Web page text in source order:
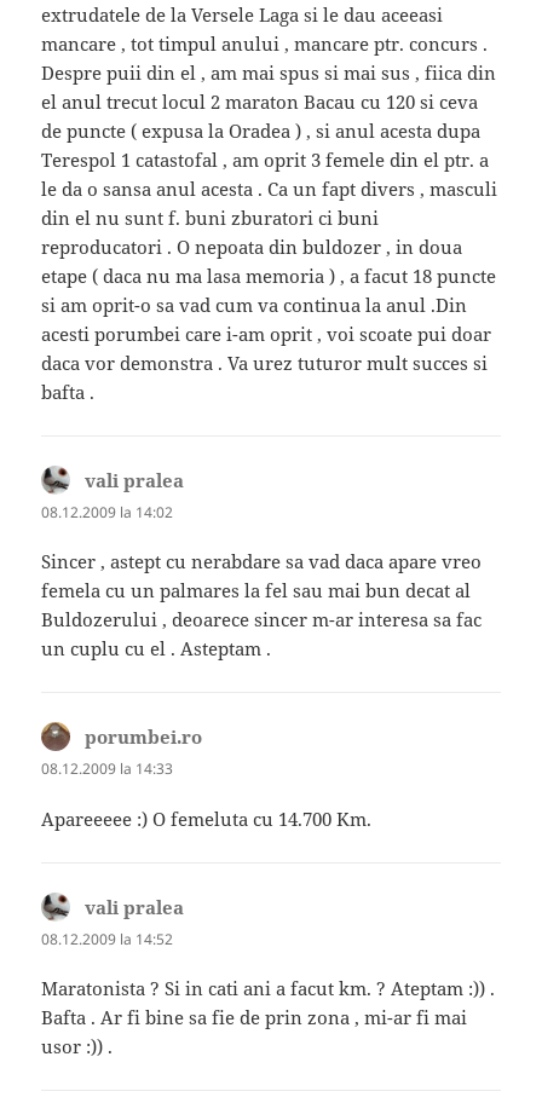
extrudatele de la Versele Laga si le dau aceeasi
mancare , tot timpul anului , mancare ptr. concurs .
Despre puii din el , am mai spus si mai sus , fiica din
el anul trecut locul 2 maraton Bacau cu 120 si ceva
de puncte ( expusa la Oradea ) , si anul acesta dupa
Terespol 1 catastofal , am oprit 3 femele din el ptr. a
le da o sansa anul acesta . Ca un fapt divers , masculi
din el nu sunt f. buni zburatori ci buni
reproducatori . O nepoata din buldozer , in doua
etape ( daca nu ma lasa memoria ) , a facut 18 puncte
si am oprit-o sa vad cum va continua la anul .Din
acesti porumbei care i-am oprit , voi scoate pui doar
daca vor demonstra . Va urez tuturor mult succes si
bafta .
vali pralea
08.12.2009 la 14:02
Sincer , astept cu nerabdare sa vad daca apare vreo
femela cu un palmares la fel sau mai bun decat al
Buldozerului , deoarece sincer m-ar interesa sa fac
un cuplu cu el . Asteptam .
porumbei.ro
08.12.2009 la 14:33
Apareeeee :) O femeluta cu 14.700 Km.
vali pralea
08.12.2009 la 14:52
Maratonista ? Si in cati ani a facut km. ? Ateptam :)) .
Bafta . Ar fi bine sa fie de prin zona , mi-ar fi mai
usor :)) .